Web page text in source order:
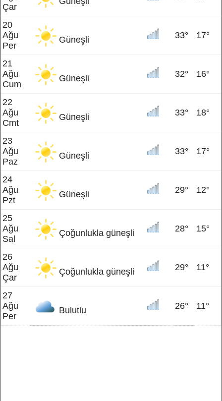
Çar
20
Ağu
Per
Güneşli 33° 17°
21
Ağu
Cum
Güneşli 32° 16°
22
Ağu
Cmt
Güneşli 33° 18°
23
Ağu
Paz
Güneşli 33° 17°
24
Ağu
Pzt
Güneşli 29° 12°
25
Ağu
Sal
Çoğunlukla güneşli 28° 15°
26
Ağu
Çar
Çoğunlukla güneşli 29° 11°
27
Ağu
Per
Bulutlu 26° 11°